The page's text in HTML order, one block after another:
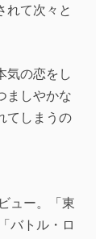
れて次々と
気の恋をし
ましやかな
てしまうの
ュー。「東
バトル・ロ